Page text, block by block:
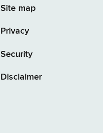
Site map
Privacy
Security
Disclaimer